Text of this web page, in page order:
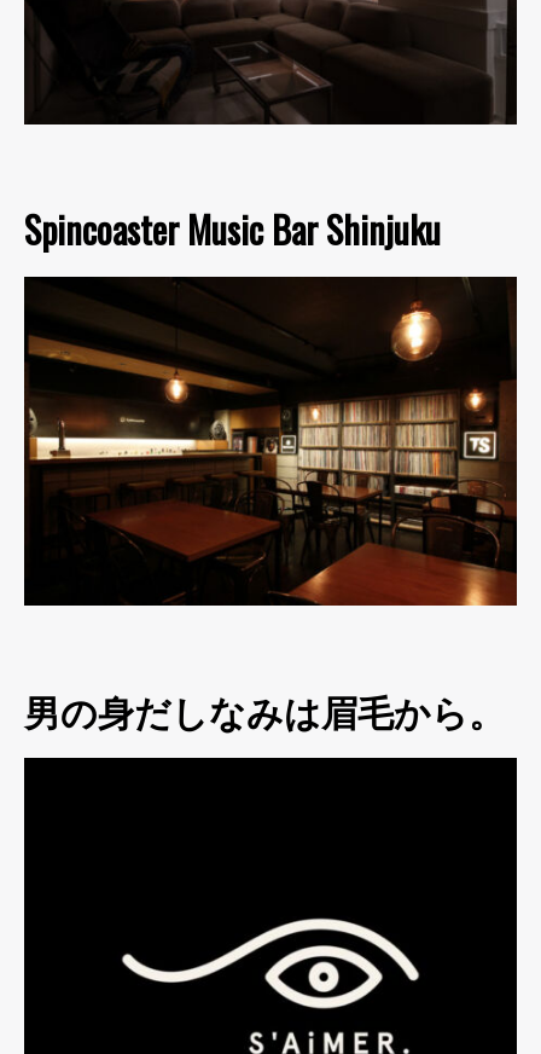
Spincoaster Music Bar Shinjuku
男の身だしなみは眉毛から。